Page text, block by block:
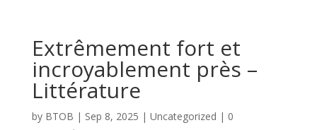
Extrêmement fort et
incroyablement près –
Littérature
by BTOB | Sep 8, 2025 | Uncategorized | 0